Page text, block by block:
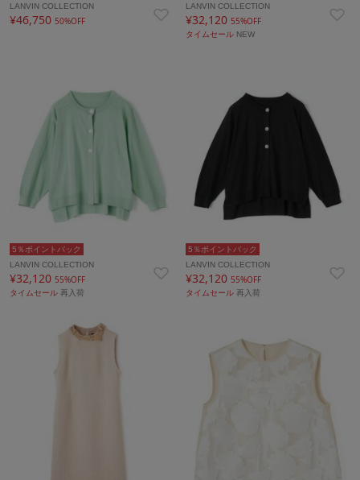
LANVIN COLLECTION
¥46,750 50%OFF
LANVIN COLLECTION
¥32,120 55%OFF
タイムセール NEW
5％ポイントバック
LANVIN COLLECTION
¥32,120 55%OFF
タイムセール 再入荷
5％ポイントバック
LANVIN COLLECTION
¥32,120 55%OFF
タイムセール再入荷